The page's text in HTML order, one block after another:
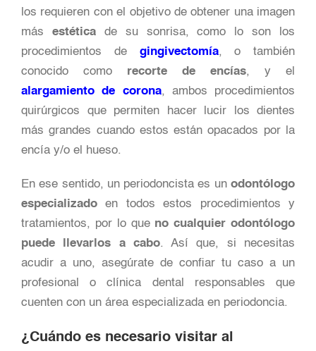
los requieren con el objetivo de obtener una imagen
más estéticade su sonrisa, como lo son los
procedimientos de gingivectomía, o también
conocido como recorte de encías, y el
alargamiento de corona, ambos procedimientos
quirúrgicos que permiten hacer lucir los dientes
más grandes cuando estos están opacados por la
encía y/o el hueso.
En ese sentido, un periodoncista es un odontólogo
especializado en todos estos procedimientos y
tratamientos, por lo que no cualquier odontólogo
puede llevarlos a cabo. Así que, si necesitas
acudir a uno, asegúrate de confiar tu caso a un
profesional o clínica dental responsables que
cuenten con un área especializada en periodoncia.
¿Cuándo es necesario visitar al